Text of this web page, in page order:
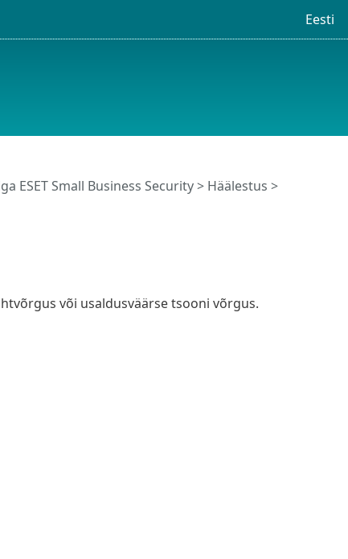
Eesti
ESET Small Business Security> Häälestus >
või usaldusväärse tsooni võrgus.